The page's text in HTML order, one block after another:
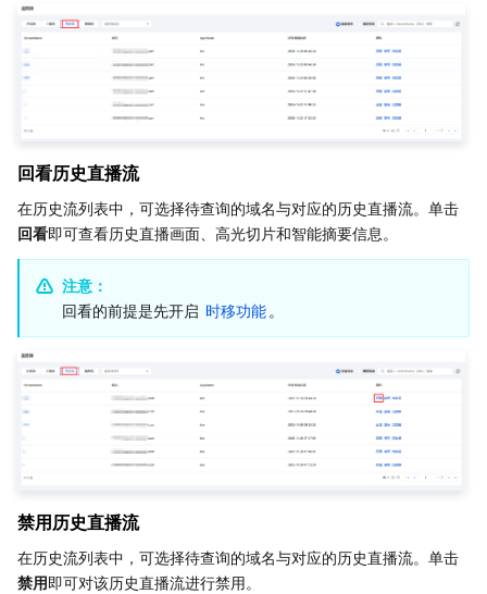
回看历史直播流
在历史流列表中，可选择待查询的域名与对应的历史直播流。单击
回看即可查看历史直播画面、高光切片和智能摘要信息。
注意：
回看的前提是先开启 时移功能 。
禁用历史直播流
在历史流列表中，可选择待查询的域名与对应的历史直播流。单击
禁用即可对该历史直播流进行禁用。